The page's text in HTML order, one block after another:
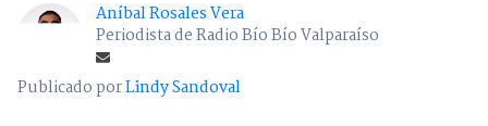
Aníbal Rosales Vera
Periodista de Radio Bío Bío Valparaíso
Publicado porLindy Sandoval